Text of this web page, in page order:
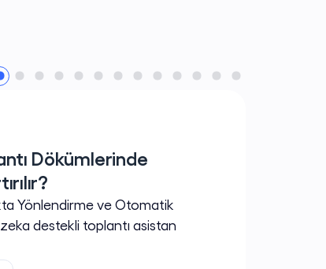
Dökümlerinde
Yönlendirme ve Otomatik
destekli toplantı asistan